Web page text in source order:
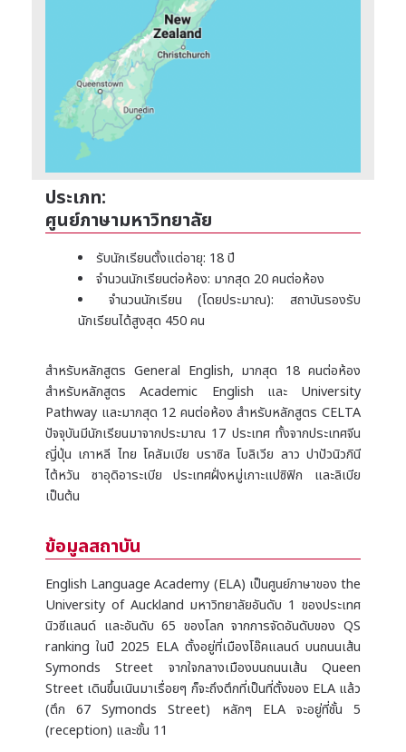
ประเภท:
ศูนย์ภาษามหาวิทยาลัย
รับนักเรียนตั้งแต่อายุ: 18 ปี
จำนวนนักเรียนต่อห้อง: มากสุด 20 คนต่อห้อง
จำนวนนักเรียน (โดยประมาณ): สถาบันรองรับ
นักเรียนได้สูงสุด 450 คน
สำหรับหลักสูตร General English, มากสุด 18 คนต่อห้อง
สำหรับหลักสูตร Academic English และ University
Pathway และมากสุด 12 คนต่อห้อง สำหรับหลักสูตร CELTA
ปัจจุบันมีนักเรียนมาจากประมาณ 17 ประเทศ ทั้งจากประเทศจีน
ญี่ปุ่น เกาหลี ไทย โคลัมเบีย บราซิล โบลิเวีย ลาว ปาปัวนิวกินี
ไต้หวัน ซาอุดิอาระเบีย ประเทศฝั่งหมู่เกาะแปซิฟิก และลิเบีย
เป็นต้น
ข้อมูลสถาบัน
English Language Academy (ELA) เป็นศูนย์ภาษาของ the
University of Auckland มหาวิทยาลัยอันดับ 1 ของประเทศ
นิวซีแลนด์ และอันดับ 65 ของโลก จากการจัดอันดับของ QS
ranking ในปี 2025 ELA ตั้งอยู่ที่เมืองโอ๊คแลนด์ บนถนนเส้น
Symonds Street จากใจกลางเมืองบนถนนเส้น Queen
Street เดินขึ้นเนินมาเรื่อยๆ ก็จะถึงตึกที่เป็นที่ตั้งของ ELA แล้ว
(ตึก 67 Symonds Street) หลักๆ ELA จะอยู่ที่ชั้น 5
(reception) และชั้น 11